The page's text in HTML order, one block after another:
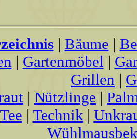
| Bäume |
| Gartenmöbel |
Grillen |
| Nützlinge |
Tee | Technik|